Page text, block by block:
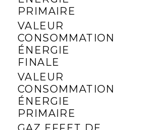
PRIMAIRE
VALEUR
CONSOMMATION
ÉNERGIE
FINALE
VALEUR
CONSOMMATION
ÉNERGIE
PRIMAIRE